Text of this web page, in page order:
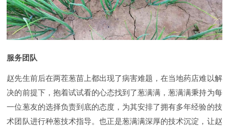
服务团队
赵先生前后在两茬葱苗上都出现了病害难题，在当地药店难以解
决的前提下，抱着试试看的心态找到了葱满满，葱满满秉持为每
一位葱友的选择负责到底的态度，为其安排了拥有多年经验的技
术团队进行种葱技术指导。也正是葱满满深厚的技术沉淀，让赵